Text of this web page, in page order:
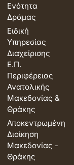
Ενότητα
Δράμας
Ειδική
Υπηρεσίας
Διαχείρισης
Ε.Π.
Περιφέρειας
Ανατολικής
Μακεδονίας &
Θράκης
Αποκεντρωμένη
Διοίκηση
Μακεδονίας -
Θράκης